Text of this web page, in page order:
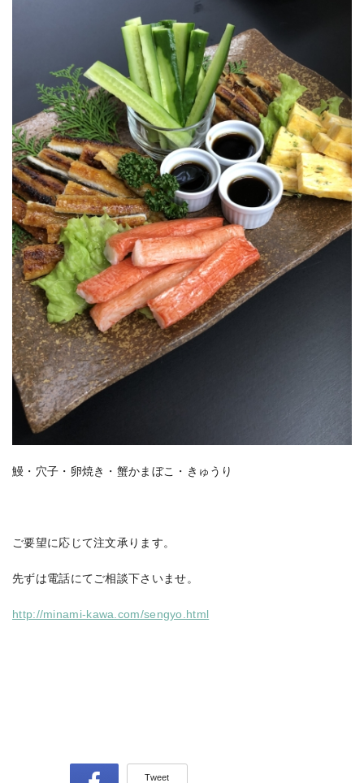
鰻・穴子・卵焼き・蟹かまぼこ・きゅうり
ご要望に応じて注文承ります。
先ずは電話にてご相談下さいませ。
http://minami-kawa.com/sengyo.html
Tweet